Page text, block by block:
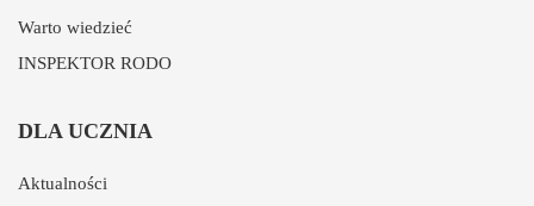
Warto wiedzieć
INSPEKTOR RODO
DLA UCZNIA
Aktualności